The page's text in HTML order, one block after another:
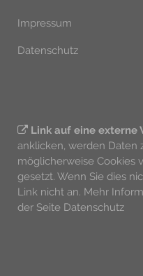
Impressum
Datenschutz
Link auf eine externe
anklicken, werden Daten
möglicherweise Cookies
gesetzt. Wenn Sie dies
Link nicht an. Mehr
der Seite Datenschutz